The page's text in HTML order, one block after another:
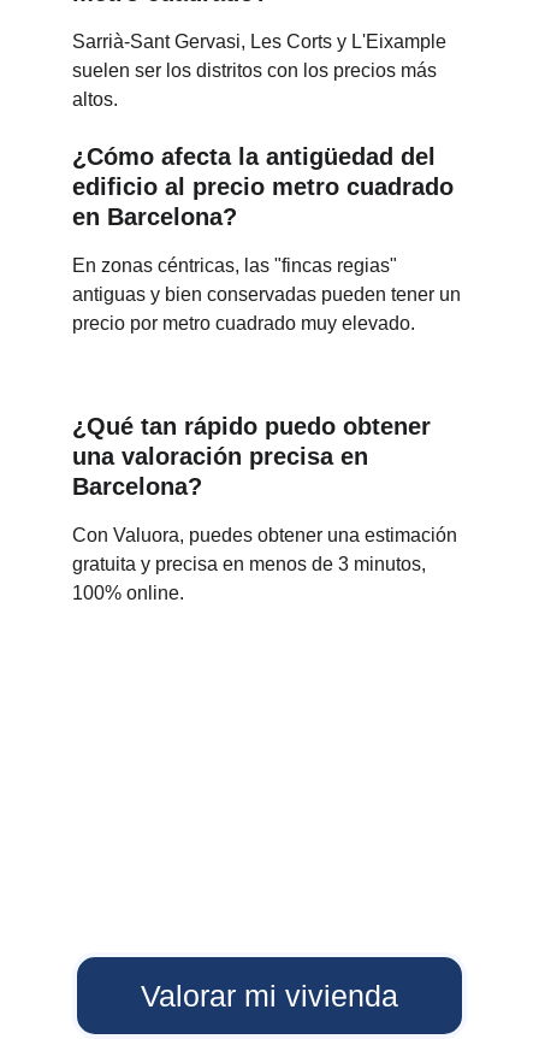
Sarrià-Sant Gervasi, Les Corts y L'Eixample
suelen ser los distritos con los precios más
altos.
¿Cómo afecta la antigüedad del
edificio al precio metro cuadrado
en Barcelona?
En zonas céntricas, las "fincas regias"
antiguas y bien conservadas pueden tener un
precio por metro cuadrado muy elevado.
¿Qué tan rápido puedo obtener
una valoración precisa en
Barcelona?
Con Valuora, puedes obtener una estimación
gratuita y precisa en menos de 3 minutos,
100% online.
Valorar mi vivienda